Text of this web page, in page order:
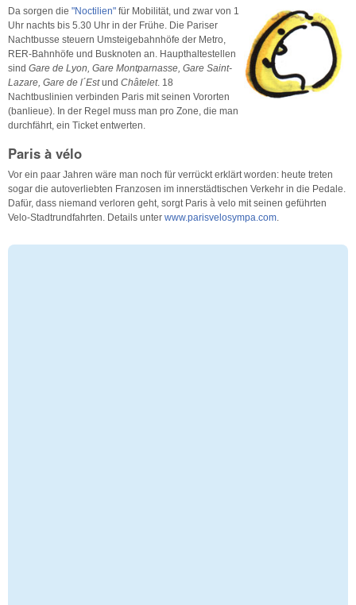
Da sorgen die "Noctilien" für Mobilität, und zwar von 1
Uhr nachts bis 5.30 Uhr in der Frühe. Die Pariser
Nachtbusse steuern Umsteigebahnhöfe der Metro,
RER-Bahnhöfe und Busknoten an. Haupthaltestellen
sind Gare de Lyon, Gare Montparnasse, Gare Saint-
Lazare, Gare de l´Estund Châtelet. 18
Nachtbuslinien verbinden Paris mit seinen Vororten
(banlieue). In der Regel muss man pro Zone, die man
durchfährt, ein Ticket entwerten.
Paris à vélo
Vor ein paar Jahren wäre man noch für verrückt erklärt worden: heute treten
sogar die autoverliebten Franzosen im innerstädtischen Verkehr in die Pedale.
Dafür, dass niemand verloren geht, sorgt Paris à velo mit seinen geführten
Velo-Stadtrundfahrten. Details unter www.parisvelosympa.com.